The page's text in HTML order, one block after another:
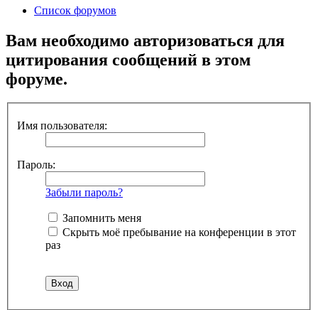
Список форумов
Вам необходимо авторизоваться для
цитирования сообщений в этом
форуме.
Имя пользователя:
Пароль:
Забыли пароль?
Запомнить меня
Скрыть моё пребывание на конференции в этот
раз